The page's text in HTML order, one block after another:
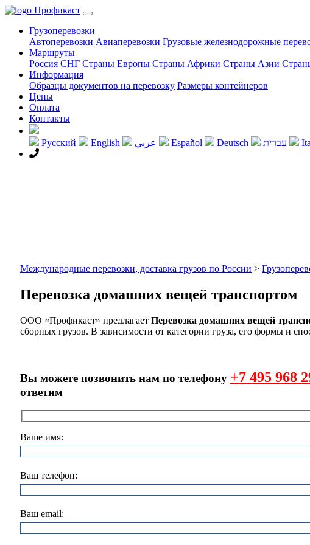
Профикаст
Грузоперевозки
Автоперевозки Авиаперевозки Грузовые железнодорожные
Маршруты
Россия СНГ Страны Европы Страны Африки Страны Азии
Информация
Образцы документов на перевозку Размеры контейнеров
Цены
Оплата
Контакты
Русский English عربي Español Deutsch עִברִית
Международные перевозки, доставка грузов по России >
Перевозка домашних вещей транспортом
ООО «Профикаст» предлагает Перевозка домашних вещей
сборных грузов. В зависимости от категории груза, его формы и
Вы можете позвонить нам по телефону +7 495 968
ответим
Ваше имя:
Ваш телефон:
Ваш email: